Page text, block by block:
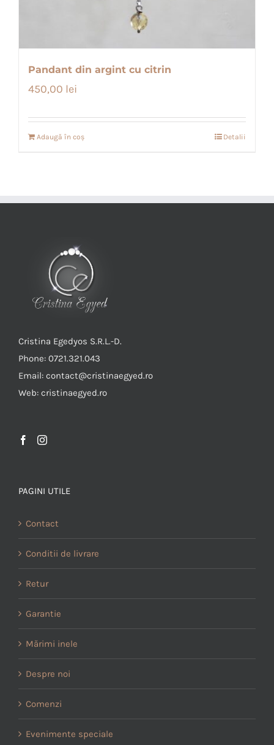
Pandant din argint cu citrin
450,00 lei
Adaugă în coș Detalii
Cristina Egedyos S.R.L.-D.
Phone: 0721.321.043
Email: contact@cristinaegyed.ro
Web: cristinaegyed.ro
PAGINI UTILE
Contact
Conditii de livrare
Retur
Garantie
Mărimi inele
Despre noi
Comenzi
Evenimente speciale